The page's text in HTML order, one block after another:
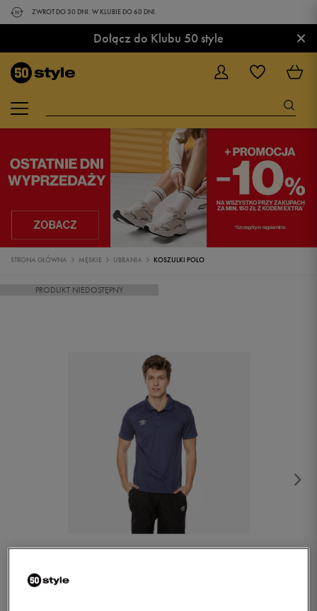
ZWROT DO 30 DNI. W KLUBIE DO 60 DNI.
Dołącz do Klubu 50 style ×
STRONA GŁÓWNA MĘSKIE UBRANIA KOSZULKI POLO
PRODUKT NIEDOSTĘPNY